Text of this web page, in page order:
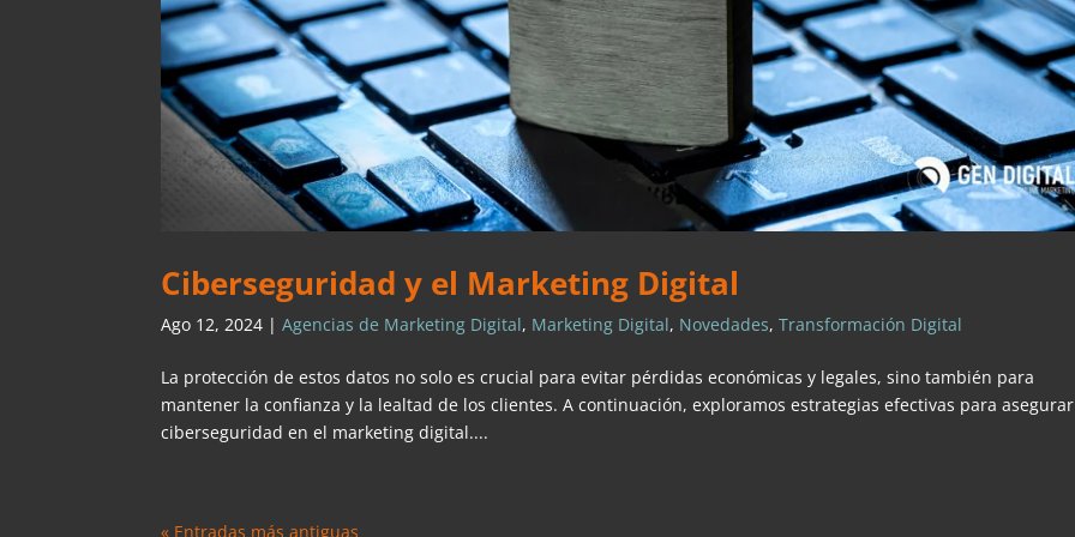
Ciberseguridad y el Marketing Digital
Ago 12, 2024 |Agencias de Marketing Digital, Marketing Digital, Novedades,Transformación Digital
La protección de estos datos no solo es crucial para evitar pérdidas económicas y legales, sino también para
mantener la confianza y la lealtad de los clientes. A continuación, exploramos estrategias efectivas para
ciberseguridad en el marketing digital....
« Entradas más antiguas